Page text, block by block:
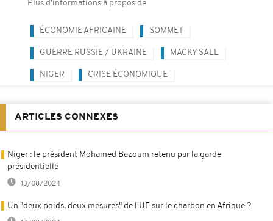
Plus d'informations à propos de
ÉCONOMIE AFRICAINE SOMMET
GUERRE RUSSIE / UKRAINE MACKY SALL
NIGER CRISE ÉCONOMIQUE
ARTICLES CONNEXES
Niger : le président Mohamed Bazoum retenu par la garde
présidentielle
13/08/2024
Un "deux poids, deux mesures" de l'UE sur le charbon en Afrique ?